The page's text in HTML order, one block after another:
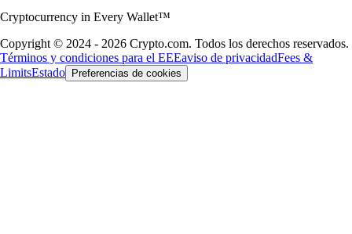
Cryptocurrency in Every Wallet™
Copyright © 2024 - 2026 Crypto.com. Todos los derechos reservados.
Términos y condiciones para el EEEaviso de privacidadFees &
LimitsEstado Preferencias de cookies